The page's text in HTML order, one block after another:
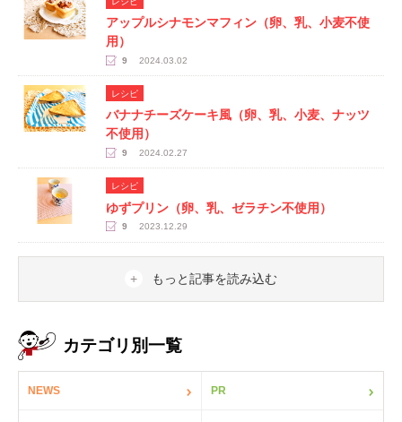
アップルシナモンマフィン（卵、乳、小麦不使
用）
9 2024.03.02
レシピ
バナナチーズケーキ風（卵、乳、小麦、ナッツ
不使用）
9 2024.02.27
レシピ
ゆずプリン（卵、乳、ゼラチン不使用）
9 2023.12.29
もっと記事を読み込む
カテゴリ別一覧
NEWS PR